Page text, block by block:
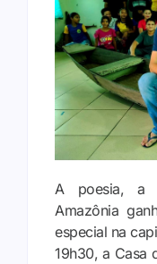
A poesia, a
Amazônia
especial na
19h30, a Casa